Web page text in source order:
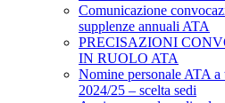
Comunicazione
supplenze annuali ATA
PRECISAZIONI
IN RUOLO ATA
Nomine personale ATA a
2024/25 – scelta sedi